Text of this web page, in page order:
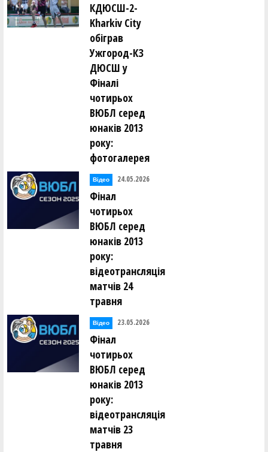
КДЮСШ-2-
Kharkiv City
обіграв
Ужгород-КЗ
ДЮСШ у
Фіналі
чотирьох
ВЮБЛ серед
юнаків 2013
року:
фотогалерея
Відео 24.05.2026
Фінал
чотирьох
ВЮБЛ серед
юнаків 2013
року:
відеотрансляція
матчів 24
травня
Відео 23.05.2026
Фінал
чотирьох
ВЮБЛ серед
юнаків 2013
року:
відеотрансляція
матчів 23
травня